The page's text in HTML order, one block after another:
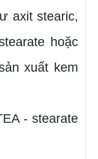
axit stearic,
hoặc
xuất kem
- stearate